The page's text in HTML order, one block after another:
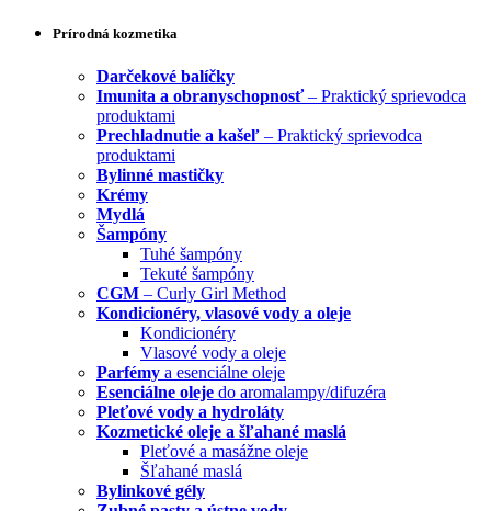
Prírodná kozmetika
Darčekové balíčky
Imunita a obranyschopnosť– Praktický sprievodca
produktami
Prechladnutie a kašeľ – Praktický sprievodca
produktami
Bylinné mastičky
Krémy
Mydlá
Šampóny
Tuhé šampóny
Tekuté šampóny
CGM – Curly Girl Method
Kondicionéry, vlasové vody a oleje
Kondicionéry
Vlasové vody a oleje
Parfémy a esenciálne oleje
Esenciálne oleje do aromalampy/difuzéra
Pleťové vody a hydroláty
Kozmetické oleje a šľahané maslá
Pleťové a masážne oleje
Šľahané maslá
Bylinkové gély